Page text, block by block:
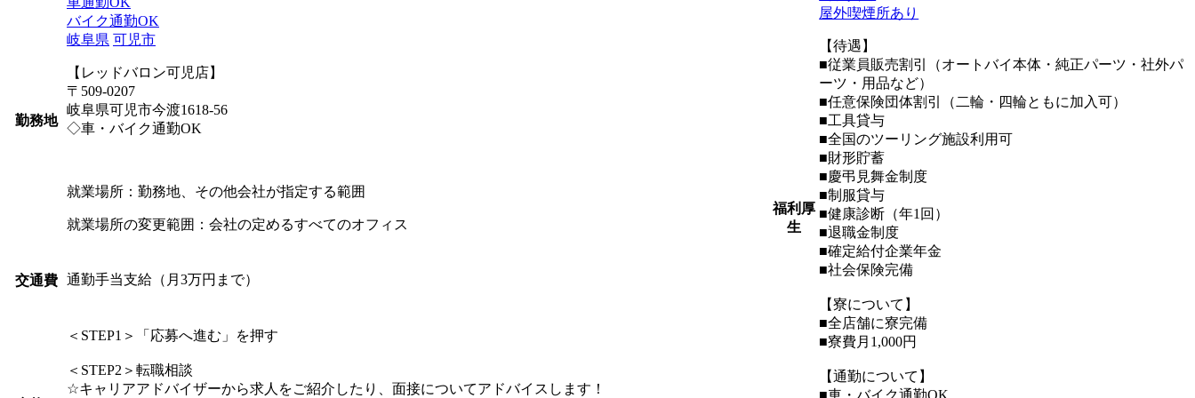
勤務地
バイク通勤OK
岐阜県 可児市
【レッドバロン可児店】
〒509-0207
岐阜県可児市今渡1618-56
◇車・バイク通勤OK
就業場所：勤務地、その他会社が指定する範囲
就業場所の変更範囲：会社の定めるすべてのオフィス
交通費 通勤手当支給（月3万円まで）
＜STEP1＞「応募へ進む」を押す
＜STEP2＞転職相談
☆キャリアアドバイザーから求人をご紹介したり、面接についてアドバイスします！
福利厚
生
屋外喫煙所あり
【待遇】
■従業員販売割引（オートバイ本体・純正パーツ・社外パ
ーツ・用品など）
■任意保険団体割引（二輪・四輪ともに加入可）
■工具貸与
■全国のツーリング施設利用可
■財形貯蓄
■慶弔見舞金制度
■制服貸与
■健康診断（年1回）
■退職金制度
■確定給付企業年金
■社会保険完備
【寮について】
■全店舗に寮完備
■寮費月1,000円
【通勤について】